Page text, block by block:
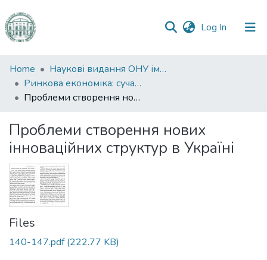
Log In (current)
Communities
&
Collections
Statistics
Home
Наукові видання ОНУ імені І. І. Мечникова
Ринкова економіка: сучасна теорія і практика управління
Проблеми створення нових інноваційних структур в Україні
Проблеми створення нових
інноваційних структур в Україні
Files
140-147.pdf(222.77 KB)